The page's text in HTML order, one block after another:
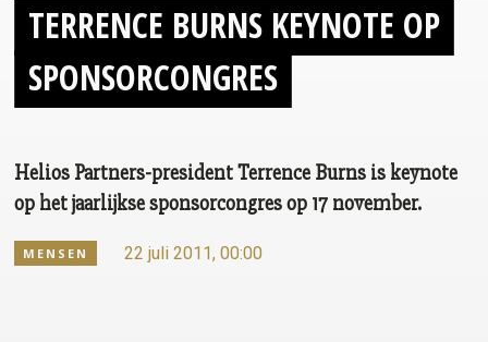
MENSEN 22 juli 2011, 00:00
TERRENCE BURNS KEYNOTE OP
SPONSORCONGRES
Helios Partners-president Terrence Burns is keynote
op het jaarlijkse sponsorcongres op 17 november.